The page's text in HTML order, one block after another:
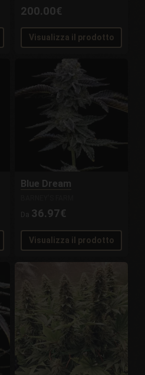
200.00€
Visualizza il prodotto
Blue Dream
36.97€
Visualizza il prodotto